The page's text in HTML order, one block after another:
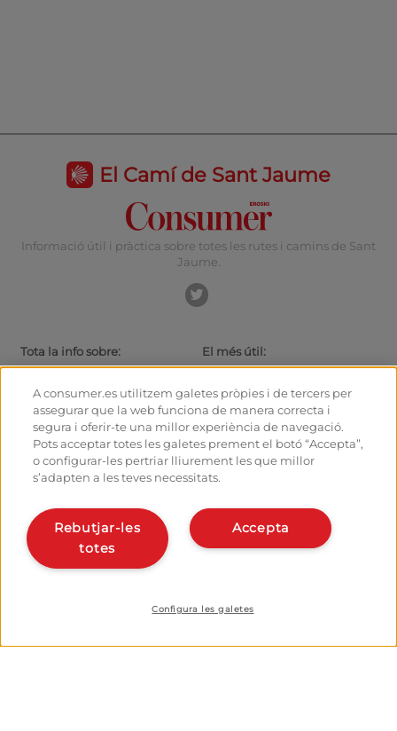
El Camí de Sant Jaume
Informació útil i pràctica sobre totes les rutes i camins de Sant
Jaume.
Tota la info sobre:
Rutes i Camins de Sant Jaume
El camí amb bici
Albergs
Monumentos
Fòrum
Fotografies del Camí de Sant
Jaume
El més útil:
Actualitat
Consells per al caminant
Com arribar a les sortides
Com sortir de Santiago
Calculadora
Història
Gestiona el teu alberg
Dona d’alta el teu alberg
Coneix-nos:
Dona’t d’alta en el planificador
A consumer.es utilitzem galetes pròpies i de tercers per
assegurar que la web funciona de manera correcta i
segura i oferir-te una millor experiència de navegació.
Pots acceptar totes les galetes prement el botó “Accepta”,
o configurar-les pertriar lliurement les que millor
s’adapten a les teves necessitats.
Accepta
Rebutjar-les
totes
Configura les galetes